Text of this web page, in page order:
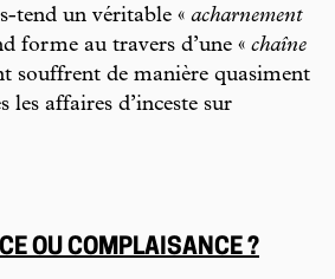
tend un véritable « acharnement
forme au travers d’une « chaîne
souffrent de manière quasiment
les affaires d’inceste sur
OU COMPLAISANCE ?